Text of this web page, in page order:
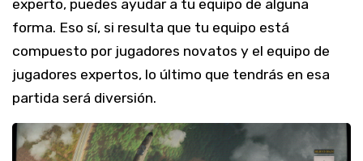
experto, puedes ayudar a tu equipo de alguna
forma. Eso sí, si resulta que tu equipo está
compuesto por jugadores novatos y el equipo de
jugadores expertos, lo último que tendrás en esa
partida será diversión.